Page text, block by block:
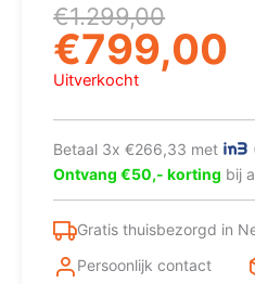
€1.299,00
Oorspronkelijke
prijs
was:
€1.299,00.
€799,00
Huidige
prijs
is:
€799,00.
Uitverkocht
Betaal 3x €266,33 met
Ontvang €50,- korting bij
Gratis thuisbezorgd in
Persoonlijk contact